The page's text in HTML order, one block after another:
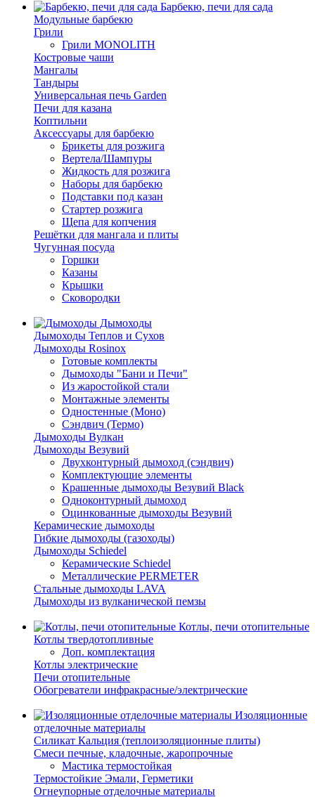
Барбекю, печи для сада
Модульные барбекю
Грили
Грили MONOLITH
Костровые чаши
Мангалы
Тандыры
Универсальная печь Garden
Печи для казана
Коптильни
Аксессуары для барбекю
Брикеты для розжига
Вертела/Шампуры
Жидкость для розжига
Наборы для барбекю
Подставки под казан
Стартер розжига
Щепа для копчения
Решётки для мангала и плиты
Чугунная посуда
Горшки
Казаны
Крышки
Сковородки
Дымоходы
Дымоходы Теплов и Сухов
Дымоходы Rosinox
Готовые комплекты
Дымоходы "Бани и Печи"
Из жаростойкой стали
Монтажные элементы
Одностенные (Моно)
Сэндвич (Термо)
Дымоходы Вулкан
Дымоходы Везувий
Двухконтурный дымоход (сэндвич)
Комплектующие элементы
Крашенные дымоходы Везувий Black
Одноконтурный дымоход
Оцинкованные дымоходы Везувий
Керамические дымоходы
Гибкие дымоходы (газоходы)
Дымоходы Schiedel
Керамические Schiedel
Металлические PERMETER
Стальные дымоходы LAVA
Дымоходы из вулканической пемзы
Котлы, печи отопительные
Котлы твердотопливные
Доп. комплектация
Котлы электрические
Печи отопительные
Обогреватели инфракрасные/электрические
Изоляционные
отделочные материалы
Силикат Кальция (теплоизоляционные плиты)
Смеси печные, кладочные, жаропрочные
Мастика термостойкая
Термостойкие Эмали, Герметики
Огнеупорные отделочные материалы